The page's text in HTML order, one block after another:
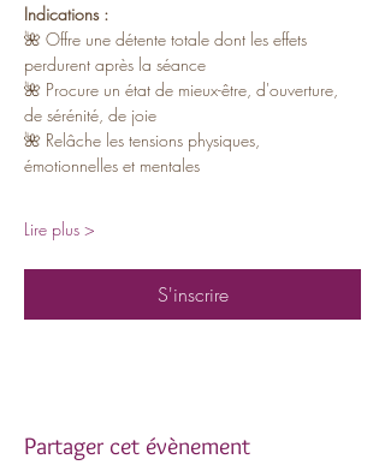
Indications :
🌺 Offre une détente totale dont les effets
perdurent après la séance
🌺 Procure un état de mieux-être, d'ouverture,
de sérénité, de joie
🌺 Relâche les tensions physiques,
émotionnelles et mentales
Lire plus >
S'inscrire
Partager cet évènement